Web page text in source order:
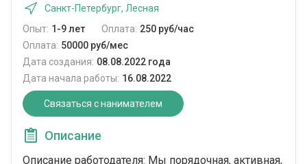
Санкт-Петербург, Лесная
Опыт: 1-9 лет Оплата: 250 руб/час
Оплата: 50000 руб/мес
Дата создания: 08.08.2022 года
Дата начала работы: 16.08.2022
Связаться с нанимателем
Описание
Описание работодателя: Мы порядочная, активная,